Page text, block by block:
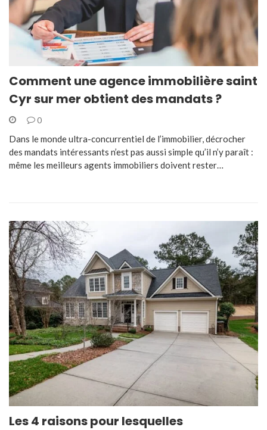
Comment une agence immobilière saint
Cyr sur mer obtient des mandats ?
0
Dans le monde ultra-concurrentiel de l’immobilier, décrocher
des mandats intéressants n’est pas aussi simple qu’il n’y paraît :
même les meilleurs agents immobiliers doivent rester…
Les 4 raisons pour lesquelles